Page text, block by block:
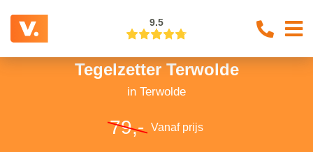
9.5
Tegelzetter Terwolde
in Terwolde
79,- Vanaf prijs